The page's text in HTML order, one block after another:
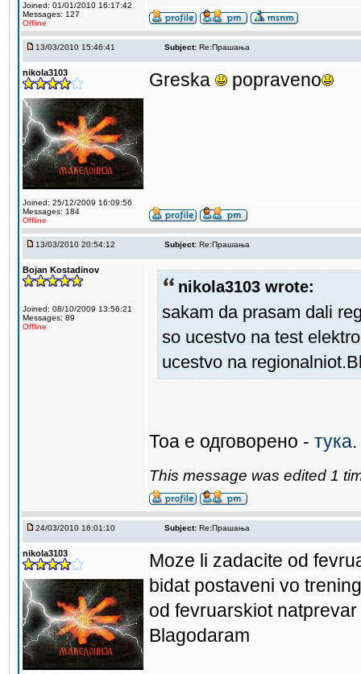
Joined: 01/01/2010 16:17:42
Messages: 127
Offline
13/03/2010 15:46:41 Subject: Re:Прашања
nikola3103
Joined: 25/12/2009 16:09:56
Messages: 184
Offline
Greska popraveno
13/03/2010 20:54:12 Subject: Re:Прашања
Bojan Kostadinov
Joined: 08/10/2009 13:56:21
Messages: 89
Offline
nikola3103 wrote:
sakam da prasam dali
so ucestvo na test
ucestvo na
Тоа е одговорено - тука.
This message was edited 1
24/03/2010 16:01:10 Subject: Re:Прашања
nikola3103
Moze li zadacite od
bidat postaveni vo
od fevruarskiot
Blagodaram